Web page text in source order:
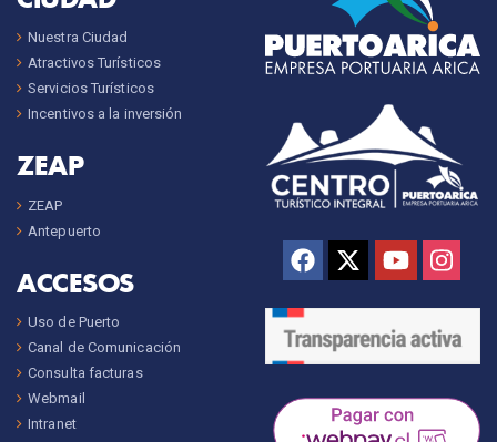
Nuestra Ciudad
Atractivos Turísticos
Servicios Turísticos
Incentivos a la inversión
ZEAP
ZEAP
Antepuerto
ACCESOS
Uso de Puerto
Canal de Comunicación
Consulta facturas
Webmail
Intranet